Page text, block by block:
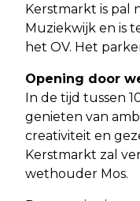
Kerstmarkt is pal
Muziekwijk en is
het OV. Het
Opening door
In de tijd tussen
genieten van
creativiteit en
Kerstmarkt zal
wethouder Mos.